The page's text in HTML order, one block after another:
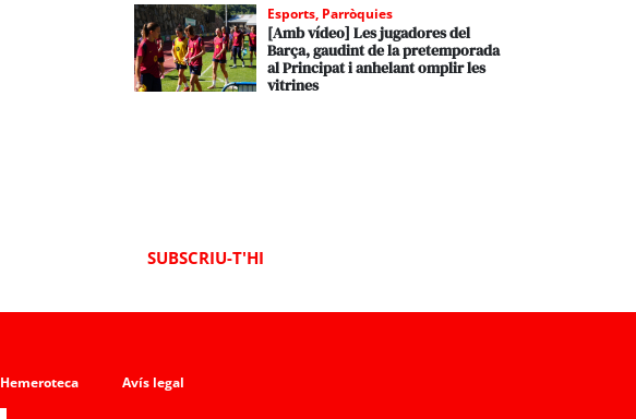
Esports, Parròquies
[Amb vídeo] Les jugadores del
Barça, gaudint de la pretemporada
al Principat i anhelant omplir les
vitrines
SUBSCRIU-T'HI
Hemeroteca Avís legal